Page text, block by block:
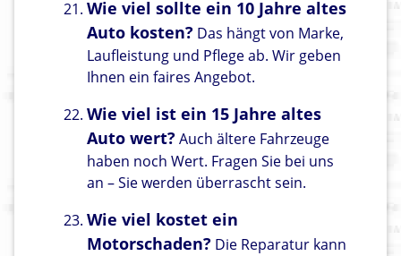
Wie viel sollte ein 10 Jahre altes
Auto kosten? Das hängt von Marke,
Laufleistung und Pflege ab. Wir geben
Ihnen ein faires Angebot.
Wie viel ist ein 15 Jahre altes
Auto wert?Auch ältere Fahrzeuge
haben noch Wert. Fragen Sie bei uns
an – Sie werden überrascht sein.
Wie viel kostet ein
Motorschaden? Die Reparatur kann